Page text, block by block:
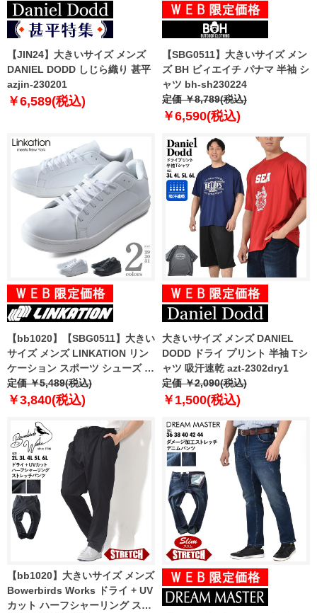
【JIN24】大きいサイズ メンズ
DANIEL DODD しじら織り 甚平
azjin-230201
￥6,589(税込)
【SBG0511】大きいサイズ メン
ズ BH ビィエイチ パナマ 半袖 シ
ャツ bh-sh230224
定価 ￥8,789(税込)
￥6,590(税込)
【bb1020】【SBG0511】大きい
サイズ メンズ LINKATION リン
ケーション スポーツ シューズ ス
ニーカー アスレジャー スポーツ
ウェア lksn-239001
定価 ￥5,489(税込)
￥3,840(税込)
大きいサイズ メンズ DANIEL
DODD ドライ プリント 半袖 Tシ
ャツ 吸汗速乾 azt-2302dry1
定価 ￥2,090(税込)
￥1,500(税込)
【bb1020】大きいサイズ メンズ
Bowerbirds Works ドライ + UV
カット ハーフシャーリング スト